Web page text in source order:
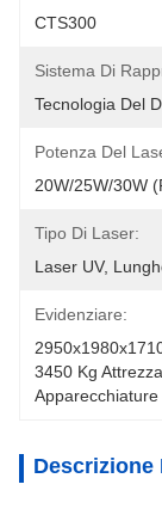
CTS300
Sistema Di
Tecnologia Del
Potenza Del
20W/25W/30W
Tipo Di Laser:
Laser UV,
Evidenziare:
3450 Kg
Descrizione